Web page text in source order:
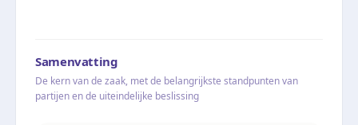
Samenvatting
De kern van de zaak, met de belangrijkste standpunten van
partijen en de uiteindelijke beslissing